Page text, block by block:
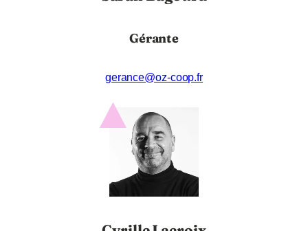
Gérante
gerance@oz-coop.fr